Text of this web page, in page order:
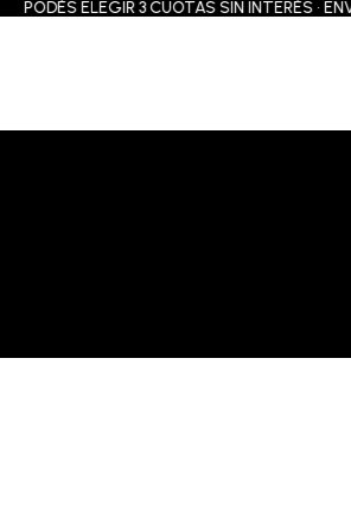
PODÉS ELEGIR 3 CUOTAS SIN INTERÉS •